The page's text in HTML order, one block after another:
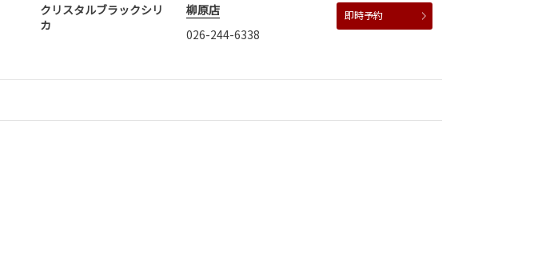
クリスタルブラックシリ
カ
柳原店
026-244-6338
即時予約